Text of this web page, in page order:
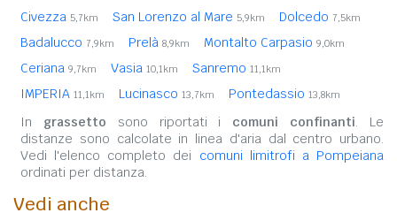
Civezza 5,7km San Lorenzo al Mare 5,9km Dolcedo 7,5km
Badalucco 7,9km Prelà 8,9km Montalto Carpasio 9,0km
Ceriana 9,7km Vasia 10,1km Sanremo 11,1km
IMPERIA 11,1km Lucinasco 13,7km Pontedassio 13,8km
In grassetto sono riportati i comuni confinanti. Le
distanze sono calcolate in linea d'aria dal centro urbano.
Vedi l'elenco completo dei comuni limitrofi a Pompeiana
ordinati per distanza.
Vedi anche